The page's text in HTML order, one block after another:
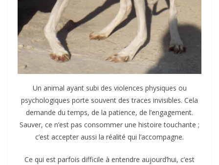
Un animal ayant subi des violences physiques ou
psychologiques porte souvent des traces invisibles. Cela
demande du temps, de la patience, de l’engagement.
Sauver, ce n’est pas consommer une histoire touchante ;
c’est accepter aussi la réalité qui l’accompagne.
Ce qui est parfois difficile à entendre aujourd’hui, c’est